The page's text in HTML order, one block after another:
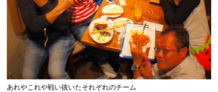
あれやこれや戦い抜いたそれぞれのチーム